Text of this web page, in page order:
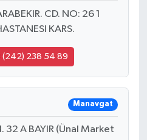
CD. NO: 26 1
KARS.
(242) 238 54 89
Manavgat
32 A BAYIR (Ünal Market